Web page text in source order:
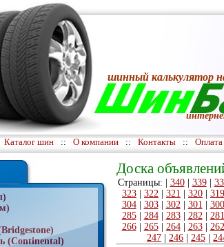
шинный калькулятор
Каталог шин :: О компании :: Контакты :: Оплата
(Continental)
Доска
Страницы: | 340| 339|
323
322 321 320 319
304| 303| 302| 301 300
285| 284| 283| 282| 281
266| 265| 264| 263| 262
247
246 245